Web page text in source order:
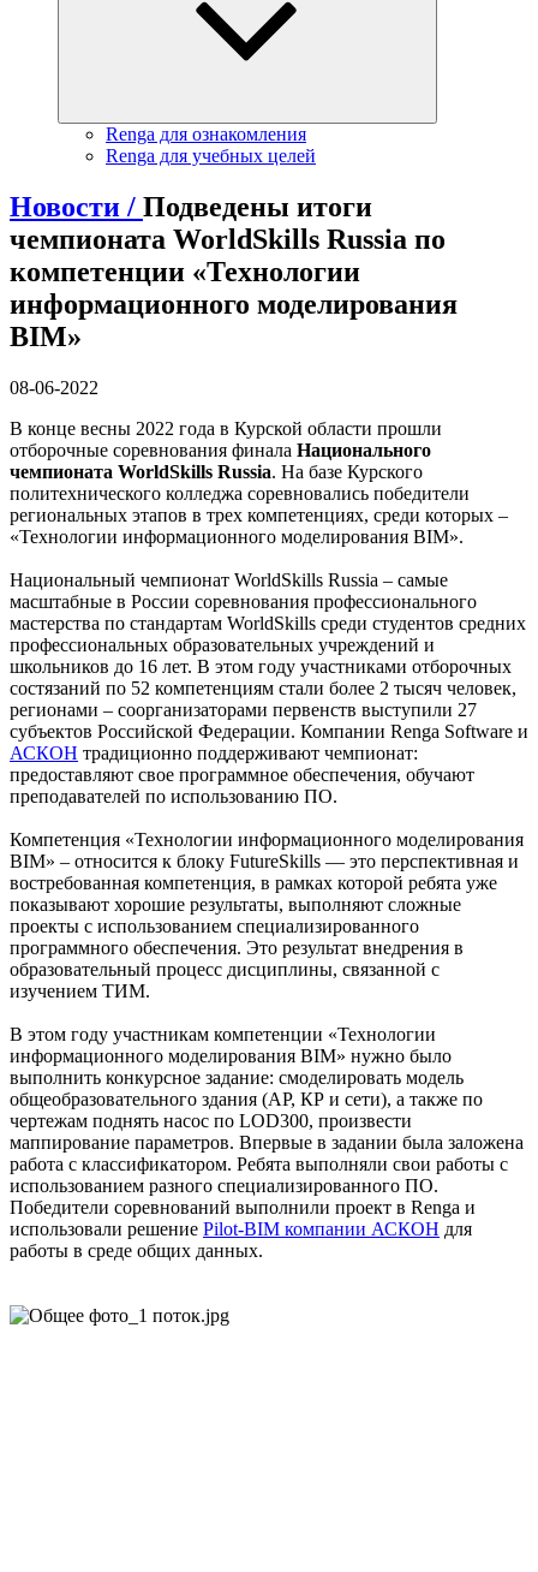
Renga для ознакомления
Renga для учебных целей
Новости / Подведены итоги
чемпионата WorldSkills Russia по
компетенции «Технологии
информационного моделирования
BIM»
08-06-2022
В конце весны 2022 года в Курской области прошли
отборочные соревнования финала Национального
чемпионата WorldSkills Russia. На базе Курского
политехнического колледжа соревновались победители
региональных этапов в трех компетенциях, среди которых –
«Технологии информационного моделирования BIM».
Национальный чемпионат WorldSkills Russia – самые
масштабные в России соревнования профессионального
мастерства по стандартам WorldSkills среди студентов средних
профессиональных образовательных учреждений и
школьников до 16 лет. В этом году участниками отборочных
состязаний по 52 компетенциям стали более 2 тысяч человек,
регионами – соорганизаторами первенств выступили 27
субъектов Российской Федерации. Компании Renga Software и
АСКОН традиционно поддерживают чемпионат:
предоставляют свое программное обеспечения, обучают
преподавателей по использованию ПО.
Компетенция «Технологии информационного моделирования
BIM» – относится к блоку FutureSkills — это перспективная и
востребованная компетенция, в рамках которой ребята уже
показывают хорошие результаты, выполняют сложные
проекты с использованием специализированного
программного обеспечения. Это результат внедрения в
образовательный процесс дисциплины, связанной с
изучением ТИМ.
В этом году участникам компетенции «Технологии
информационного моделирования BIM» нужно было
выполнить конкурсное задание: смоделировать модель
общеобразовательного здания (АР, КР и сети), а также по
чертежам поднять насос по LOD300, произвести
маппирование параметров. Впервые в задании была заложена
работа с классификатором. Ребята выполняли свои работы с
использованием разного специализированного ПО.
Победители соревнований выполнили проект в Renga и
использовали решение Pilot-BIM компании АСКОН для
работы в среде общих данных.